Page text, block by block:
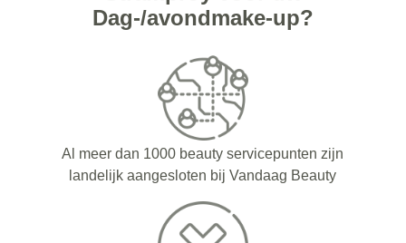
Dag-/avondmake-up?
Al meer dan 1000 beauty servicepunten zijn
landelijk aangesloten bij Vandaag Beauty